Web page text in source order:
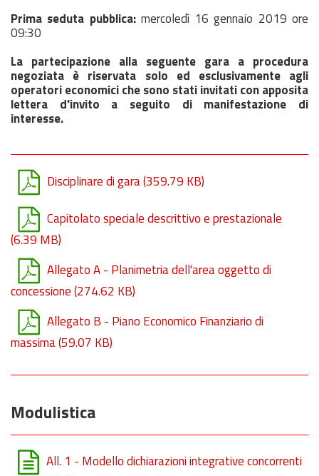
Prima seduta pubblica: mercoledì 16 gennaio 2019 ore
09:30
La partecipazione alla seguente gara a procedura
negoziata è riservata solo ed esclusivamente agli
operatori economici che sono stati invitati con apposita
lettera d'invito a seguito di manifestazione di
interesse.
Disciplinare di gara(359.79 KB)
Capitolato speciale descrittivo e prestazionale
(6.39 MB)
Allegato A - Planimetria dell'area oggetto di
concessione(274.62 KB)
Allegato B - Piano Economico Finanziario di
massima(59.07 KB)
Modulistica
All. 1 - Modello dichiarazioni integrative concorrenti